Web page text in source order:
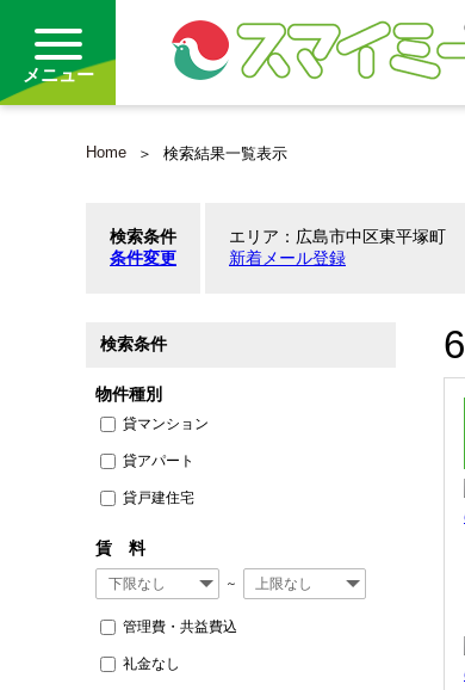
メニュー
Home 検索結果一覧表示
検索条件
条件変更
エリア：広島市中区東平塚町
新着メール登録
検索条件
物件種別
貸マンション
貸アパート
貸戸建住宅
賃 料
～
管理費・共益費込
礼金なし
6